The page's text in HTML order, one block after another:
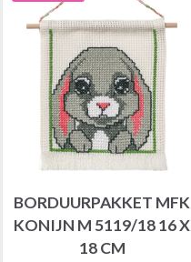
BORDUURPAKKET MFK
KONIJN M 5119/18 16 X
18 CM